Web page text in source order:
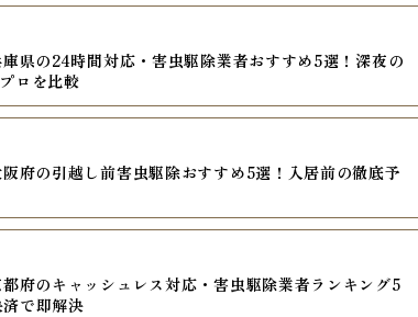
庫県の24時間対応・害虫駆除業者おすすめ5選！深夜の
ロを比較
阪府の引越し前害虫駆除おすすめ5選！入居前の徹底予
都府のキャッシュレス対応・害虫駆除業者ランキング5
で即解決